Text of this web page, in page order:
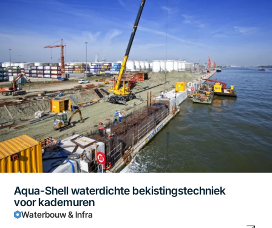
Aqua-Shell waterdichte bekistingstechniek
voor kademuren
Waterbouw & Infra